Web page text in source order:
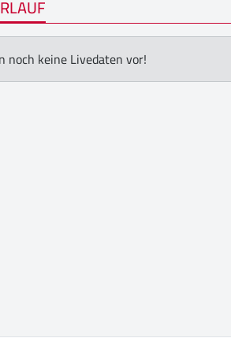
noch keine Livedaten vor!